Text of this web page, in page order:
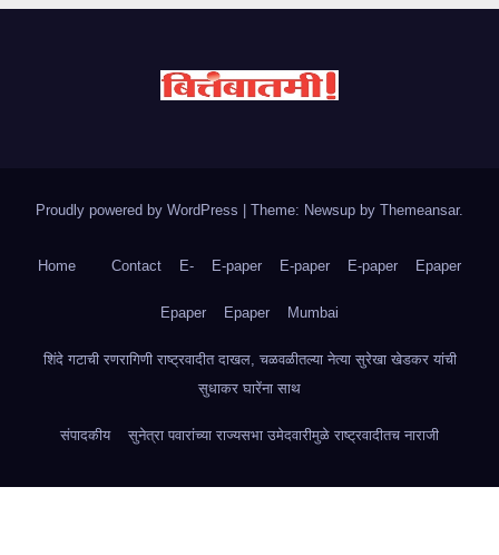
Proudly powered by WordPress Theme: Newsup by Themeansar.
Home Contact E- E-paper E-paper E-paper Epaper
Epaper Epaper Mumbai
शिंदे गटाची रणरागिणी राष्ट्रवादीत दाखल, चळवळीतल्या नेत्या सुरेखा खेडकर यांची
सुधाकर घारेंना साथ
संपादकीय सुनेत्रा पवारांच्या राज्यसभा उमेदवारीमुळे राष्ट्रवादीतच नाराजी